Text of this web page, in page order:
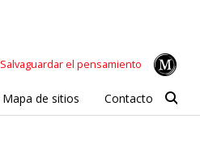
Salvaguardar el pensamiento
Mapa de sitios Contacto